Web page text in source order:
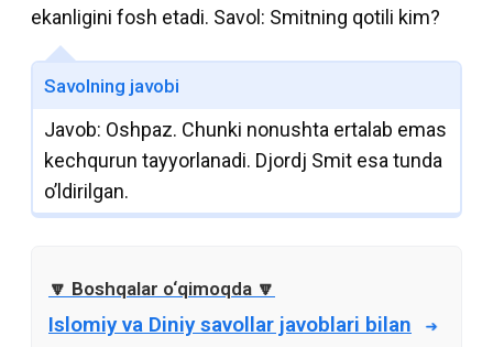
ekanligini fosh etadi. Savol: Smitning qotili kim?
Savolning javobi
Javob: Oshpaz. Chunki nonushta ertalab emas
kechqurun tayyorlanadi. Djordj Smit esa tunda
o’ldirilgan.
Islomiy va Diniy savollar javoblari bilan